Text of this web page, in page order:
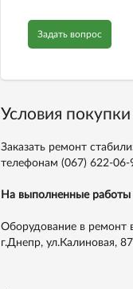
Задать вопрос
Условия
Заказать ремонт
телефонам (067) 622-06-
На выполненные работы
Оборудование в ремонт
г.Днепр, ул.Калиновая,